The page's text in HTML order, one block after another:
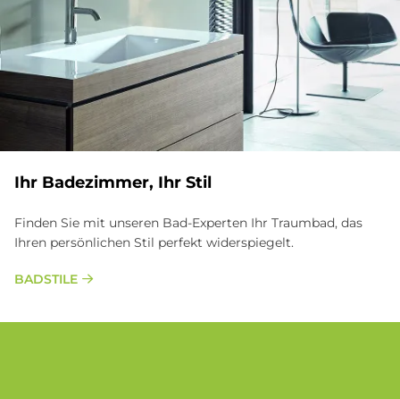
Ihr Ba­de­zim­mer, Ihr Stil
Finden Sie mit unseren Bad-Experten Ihr Traumbad, das
Ihren persönlichen Stil perfekt widerspiegelt.
BADSTILE